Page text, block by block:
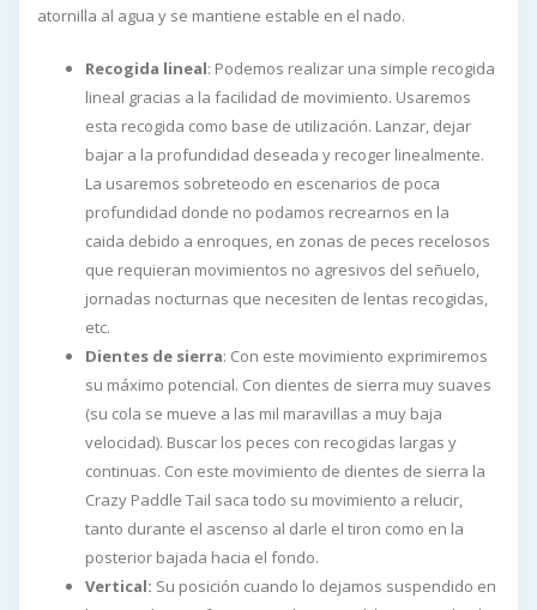
atornilla al agua y se mantiene estable en el nado.
Recogida lineal: Podemos realizar una simple recogida
lineal gracias a la facilidad de movimiento. Usaremos
esta recogida como base de utilización. Lanzar, dejar
bajar a la profundidad deseada y recoger linealmente.
La usaremos sobreteodo en escenarios de poca
profundidad donde no podamos recrearnos en la
caida debido a enroques, en zonas de peces recelosos
que requieran movimientos no agresivos del señuelo,
jornadas nocturnas que necesiten de lentas recogidas,
etc.
Dientes de sierra: Con este movimiento exprimiremos
su máximo potencial. Con dientes de sierra muy suaves
(su cola se mueve a las mil maravillas a muy baja
velocidad). Buscar los peces con recogidas largas y
continuas. Con este movimiento de dientes de sierra la
Crazy Paddle Tail saca todo su movimiento a relucir,
tanto durante el ascenso al darle el tiron como en la
posterior bajada hacia el fondo.
Vertical: Su posición cuando lo dejamos suspendido en